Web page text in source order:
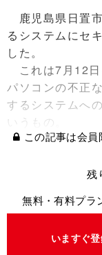
鹿児島県日置
るシステムにセ
した。
これは7月12日
パソコンの不正
するシステムへ
いうもの。
この記事は会
残
無料・有料プラ
いますぐ